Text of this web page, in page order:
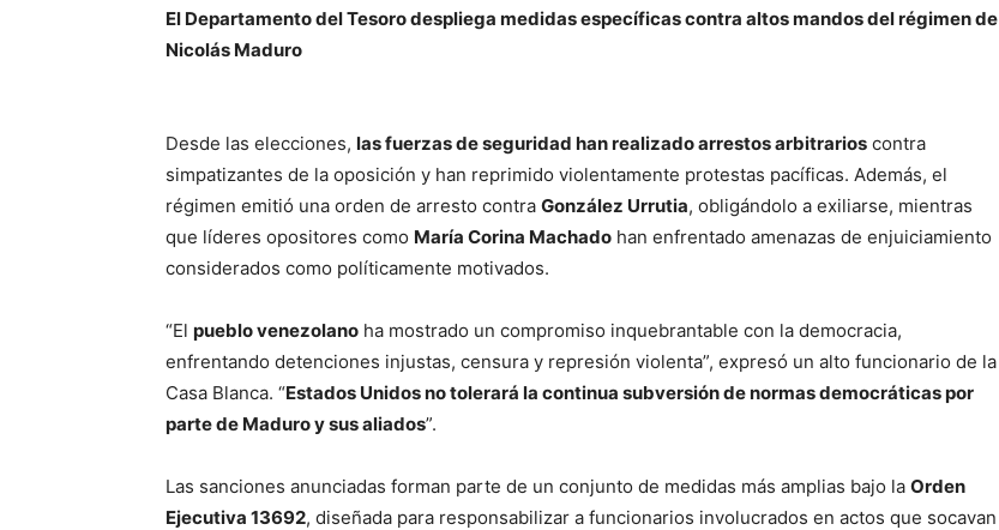
El Departamento del Tesoro despliega medidas específicas contra altos mandos del régimen de
Nicolás Maduro
Desde las elecciones, las fuerzas de seguridad han realizado arrestos arbitrarios contra
simpatizantes de la oposición y han reprimido violentamente protestas pacíficas. Además, el
régimen emitió una orden de arresto contra González Urrutia, obligándolo a exiliarse, mientras
que líderes opositores como María Corina Machado han enfrentado amenazas de enjuiciamiento
considerados como políticamente motivados.
“El pueblo venezolano ha mostrado un compromiso inquebrantable con la democracia,
enfrentando detenciones injustas, censura y represión violenta”, expresó un alto funcionario de la
Casa Blanca. “Estados Unidos no tolerará la continua subversión de normas democráticas por
parte de Maduro y sus aliados”.
Las sanciones anunciadas forman parte de un conjunto de medidas más amplias bajo la Orden
Ejecutiva 13692, diseñada para responsabilizar a funcionarios involucrados en actos que socavan